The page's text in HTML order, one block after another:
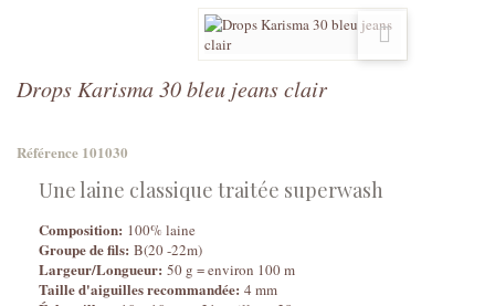
Drops Karisma 30 bleu jeans clair
Référence 101030
Une laine classique traitée superwash
Composition: 100% laine
Groupe de fils: B(20 -22m)
Largeur/Longueur: 50 g = environ 100 m
Taille d'aiguilles recommandée: 4 mm